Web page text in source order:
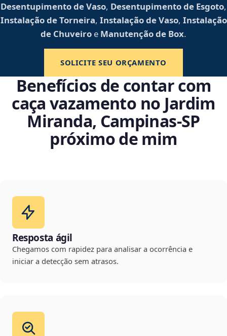
Desentupimento de Vaso, Desentupimento de Esgoto,
Instalação de Torneira, Instalação de Vaso, Instalação
de Chuveiro e Manutenção de Box.
SOLICITE SEU ORÇAMENTO
Benefícios de contar com
caça vazamento no Jardim
Miranda, Campinas‑SP
próximo de mim
Resposta ágil
Chegamos com rapidez para analisar a ocorrência e
iniciar a detecção sem atrasos.